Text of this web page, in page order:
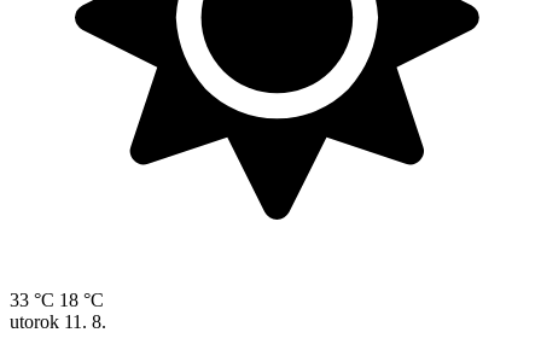
33 °C 18 °C
utorok 11. 8.